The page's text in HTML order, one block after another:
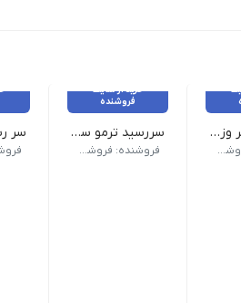
سررسید پلنر وزیری مدل رویا ۱۴۰۴
فروشنده: فروشکاه ویکی تحریر
خرید از سایت
فروشنده
سررسید ترمو سنگی ۱۴۰۴ جمعه جدا وزن 850 گرم نام محصول| سررسید ترمو سنگی 1404 جمعه جدا ابعاد | 20×17 سایر مشخصات | دوررنگ و جمعه جدا
فروشنده: فروشکاه ویکی تحریر
وزن 500 گرم نام محصول| سر رسید وزیری سلفون طلاکوب| جنس جلد سلفون| ارسال رنگ| تصادفی